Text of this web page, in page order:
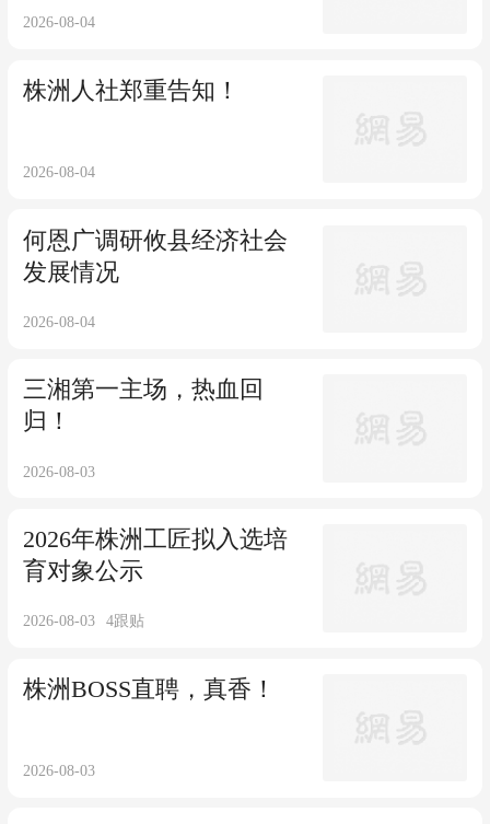
2026-08-04
株洲人社郑重告知！
2026-08-04
何恩广调研攸县经济社会
发展情况
2026-08-04
三湘第一主场，热血回
归！
2026-08-03
2026年株洲工匠拟入选培
育对象公示
2026-08-03 4跟贴
株洲BOSS直聘，真香！
2026-08-03